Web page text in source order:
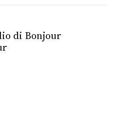
di Bonjour